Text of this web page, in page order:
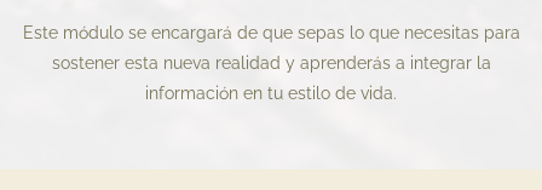
Este módulo se encargará de que sepas lo que necesitas para
sostener esta nueva realidad y aprenderás a integrar la
información en tu estilo de vida.